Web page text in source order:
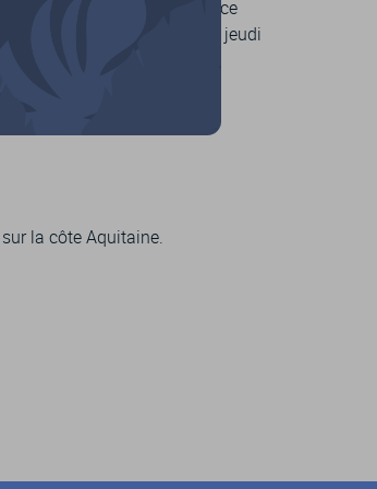
de son église et de sa place
jeudi matin (et les mardi, jeudi
la côte Aquitaine.